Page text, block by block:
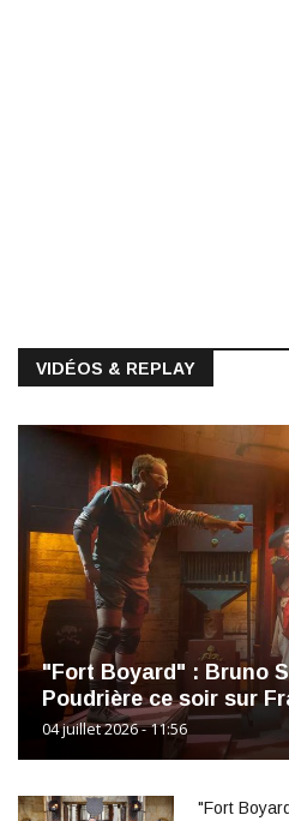
VIDÉOS & REPLAY
"Fort Boyard" : Bruno
Poudrière ce soir sur
04 juillet 2026 - 11:56
"Fort